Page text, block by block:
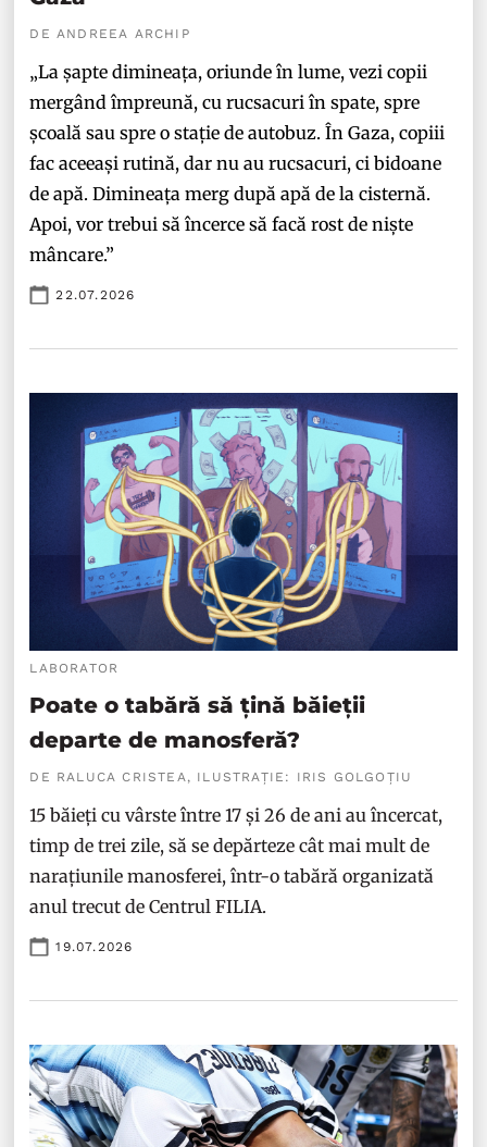
DE ANDREEA ARCHIP
„La șapte dimineața, oriunde în lume, vezi copii
mergând împreună, cu rucsacuri în spate, spre
școală sau spre o stație de autobuz. În Gaza, copiii
fac aceeași rutină, dar nu au rucsacuri, ci bidoane
de apă. Dimineața merg după apă de la cisternă.
Apoi, vor trebui să încerce să facă rost de niște
mâncare.”
22.07.2026
LABORATOR
Poate o tabără să țină băieții
departe de manosferă?
DE RALUCA CRISTEA, ILUSTRAȚIE: IRIS GOLGOȚIU
15 băieți cu vârste între 17 și 26 de ani au încercat,
timp de trei zile, să se depărteze cât mai mult de
narațiunile manosferei, într-o tabără organizată
anul trecut de Centrul FILIA.
19.07.2026